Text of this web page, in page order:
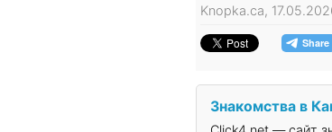
Knopka.ca,
Знакомства в